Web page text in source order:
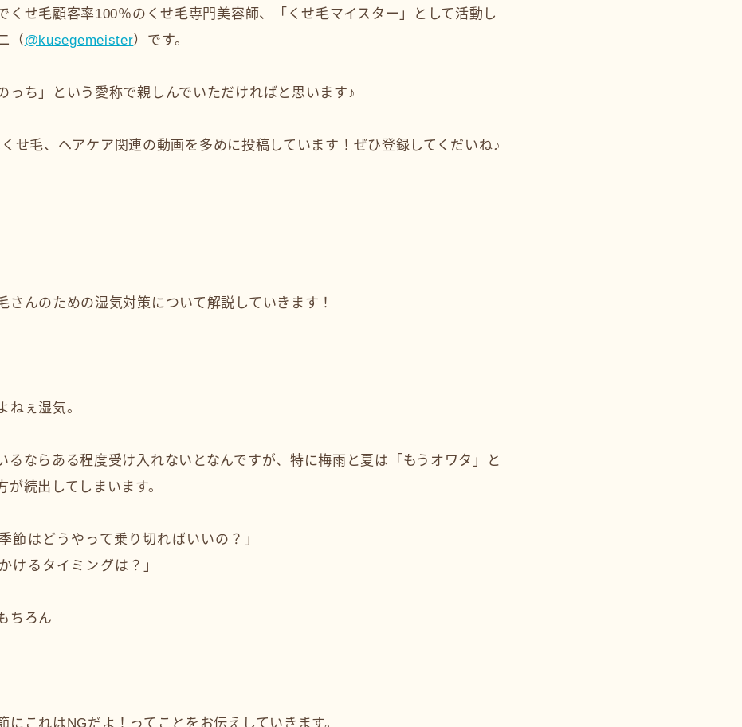
くせ毛顧客率100％のくせ毛専門美容師、「くせ毛マイスター」として活動し
（@kusegemeister）です。
っち」という愛称で親しんでいただければと思います♪
くせ毛、ヘアケア関連の動画を多めに投稿しています！ぜひ登録してくだいね♪
さんのための湿気対策について解説していきます！
ねぇ湿気。
るならある程度受け入れないとなんですが、特に梅雨と夏は「もうオワタ」と
が続出してしまいます。
節はどうやって乗り切ればいいの？」
けるタイミングは？」
ちろん
にこれはNGだよ！ってことをお伝えしていきます。